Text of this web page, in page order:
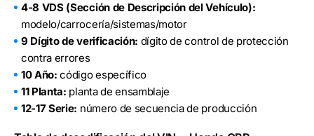
4-8 VDS (Sección de Descripción del Vehículo):
modelo/carrocería/sistemas/motor
9 Dígito de verificación: dígito de control de protección
contra errores
10 Año: código específico
11 Planta: planta de ensamblaje
12-17 Serie: número de secuencia de producción